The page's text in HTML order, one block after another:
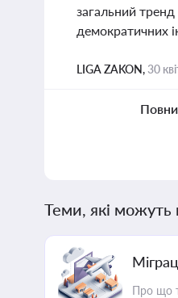
загальний тренд
демократичних
LIGA ZAKON,30
Теми, які можуть
Про що